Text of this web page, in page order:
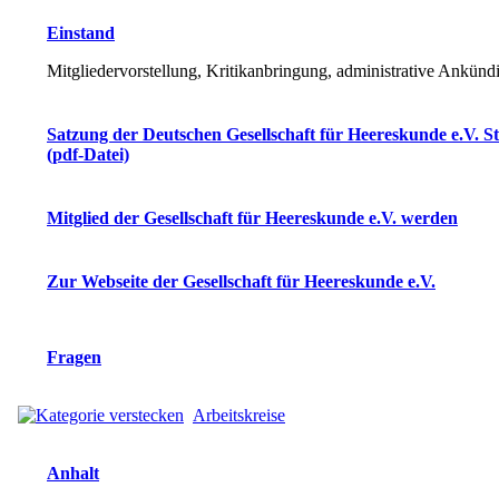
Einstand
Mitgliedervorstellung, Kritikanbringung, administrative
Satzung der Deutschen Gesellschaft für Heereskunde e.V.
(pdf-Datei)
Mitglied der Gesellschaft für Heereskunde e.V. werden
Zur Webseite der Gesellschaft für Heereskunde e.V.
Fragen
Arbeitskreise
Anhalt